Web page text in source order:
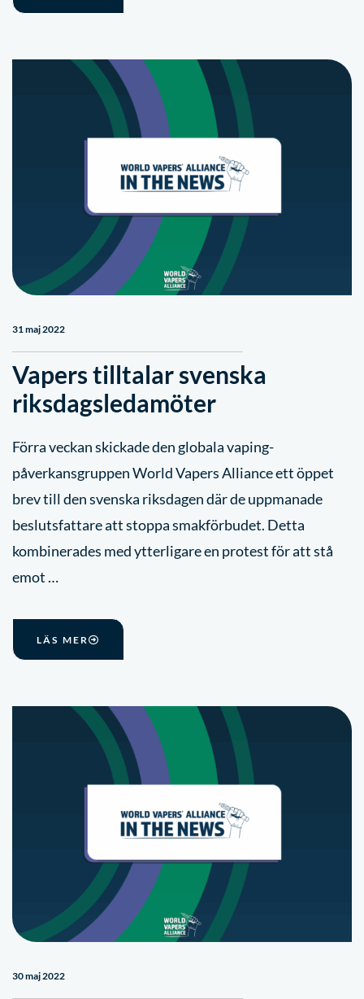
31 maj 2022
Vapers tilltalar svenska
riksdagsledamöter
Förra veckan skickade den globala vaping-
påverkansgruppen World Vapers Alliance ett öppet
brev till den svenska riksdagen där de uppmanade
beslutsfattare att stoppa smakförbudet. Detta
kombinerades med ytterligare en protest för att stå
emot …
LÄS MER
30 maj 2022